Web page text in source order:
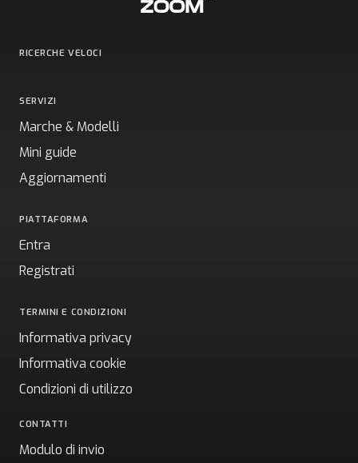
RICERCHE VELOCI
SERVIZI
Marche & Modelli
Mini guide
Aggiornamenti
PIATTAFORMA
Entra
Registrati
TERMINI E CONDIZIONI
Informativa privacy
Informativa cookie
Condizioni di utilizzo
CONTATTI
Modulo di invio